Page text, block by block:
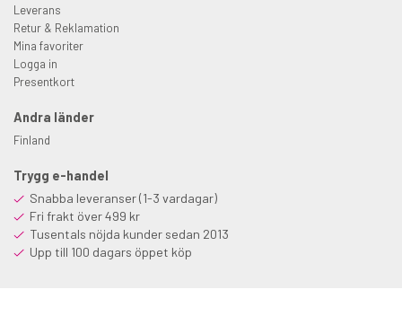
Leverans
Retur & Reklamation
Mina favoriter
Logga in
Presentkort
Andra länder
Finland
Trygg e-handel
Snabba leveranser (1-3 vardagar)
Fri frakt över 499 kr
Tusentals nöjda kunder sedan 2013
Upp till 100 dagars öppet köp